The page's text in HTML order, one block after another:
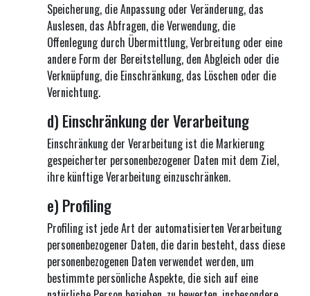
Speicherung, die Anpassung oder Veränderung, das
Auslesen, das Abfragen, die Verwendung, die
Offenlegung durch Übermittlung, Verbreitung oder eine
andere Form der Bereitstellung, den Abgleich oder die
Verknüpfung, die Einschränkung, das Löschen oder die
Vernichtung.
d) Einschränkung der Verarbeitung
Einschränkung der Verarbeitung ist die Markierung
gespeicherter personenbezogener Daten mit dem Ziel,
ihre künftige Verarbeitung einzuschränken.
e) Profiling
Profiling ist jede Art der automatisierten Verarbeitung
personenbezogener Daten, die darin besteht, dass diese
personenbezogenen Daten verwendet werden, um
bestimmte persönliche Aspekte, die sich auf eine